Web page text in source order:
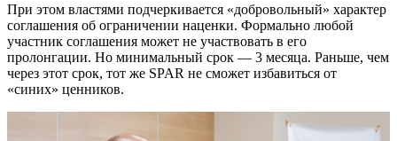
При этом властями подчеркивается «добровольный» характер
соглашения об ограничении наценки. Формально любой
участник соглашения может не участвовать в его
пролонгации. Но минимальный срок — 3 месяца. Раньше, чем
через этот срок, тот же SPAR не сможет избавиться от
«синих» ценников.